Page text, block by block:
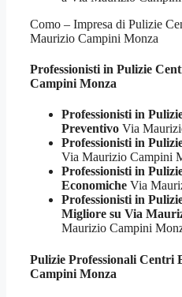
Como – Impresa di Pulizie
Maurizio Campini Monza
Professionisti in Pulizie
Campini Monza
Professionisti in
Preventivo Via
Professionisti in
Via Maurizio Campini
Professionisti in
Economiche Via
Professionisti in
Migliore su Via
Maurizio Campini
Pulizie Professionali Centri
Campini Monza